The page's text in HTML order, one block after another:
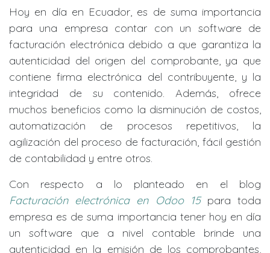
Hoy en día en Ecuador, es de suma importancia
para una empresa contar con un software de
facturación electrónica debido a que garantiza la
autenticidad del origen del comprobante, ya que
contiene firma electrónica del contribuyente, y la
integridad de su contenido. Además, ofrece
muchos beneficios como la disminución de costos,
automatización de procesos repetitivos, la
agilización del proceso de facturación, fácil gestión
de contabilidad y entre otros.
Con respecto a lo planteado en el blog
Facturación electrónica en Odoo 15 para toda
empresa es de suma importancia tener hoy en día
un software que a nivel contable brinde una
autenticidad en la emisión de los comprobantes,